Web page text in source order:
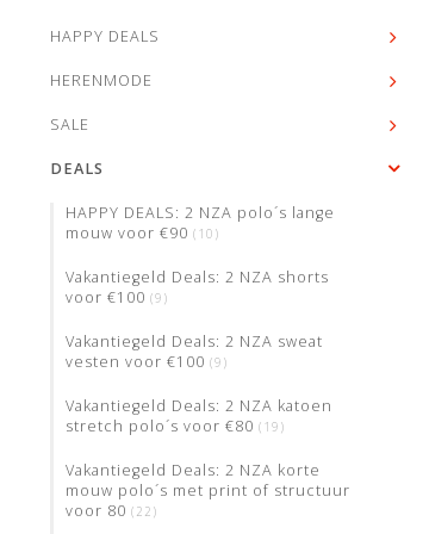
HAPPY DEALS
HERENMODE
SALE
DEALS
HAPPY DEALS: 2 NZA polo´s lange
mouw voor €90 (10)
Vakantiegeld Deals: 2 NZA shorts
voor €100 (9)
Vakantiegeld Deals: 2 NZA sweat
vesten voor €100 (9)
Vakantiegeld Deals: 2 NZA katoen
stretch polo´s voor €80 (19)
Vakantiegeld Deals: 2 NZA korte
mouw polo´s met print of structuur
voor 80 (22)